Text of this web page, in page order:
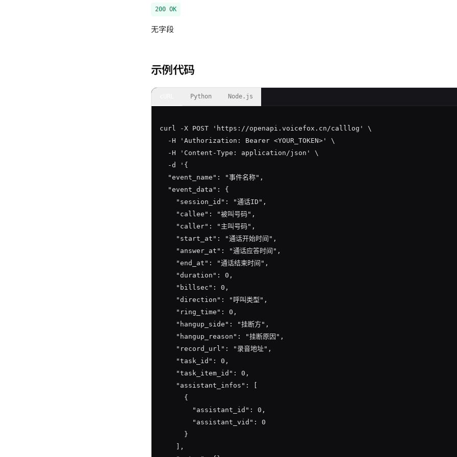
200 OK
无字段
示例代码
Python Node.js
curl -X POST 'https://openapi.voicefox.cn/calllog' \
  -H 'Authorization: Bearer <YOUR_TOKEN>' \
  -H 'Content-Type: application/json' \
  -d '{
  "event_name": "事件名称",
  "event_data": {
    "session_id": "通话ID",
    "callee": "被叫号码",
    "caller": "主叫号码",
    "start_at": "通话开始时间",
    "answer_at": "通话应答时间",
    "end_at": "通话结束时间",
    "duration": 0,
    "billsec": 0,
    "direction": "呼叫类型",
    "ring_time": 0,
    "hangup_side": "挂断方",
    "hangup_reason": "挂断原因",
    "record_url": "录音地址",
    "task_id": 0,
    "task_item_id": 0,
    "assistant_infos": [
      {
        "assistant_id": 0,
        "assistant_vid": 0
      }
    ],